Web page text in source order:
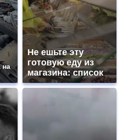
на
Не ешьте эту
готовую еду из
магазина: список